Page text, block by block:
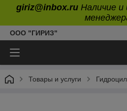
giriz@inbox.ru Наличие
ООО "ГИРИЗ"
Товары и услуги